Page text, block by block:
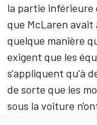
la partie inférieure
que McLaren avait
quelque manière
exigent que les
s'appliquent qu'à
de sorte que les
sous la voiture